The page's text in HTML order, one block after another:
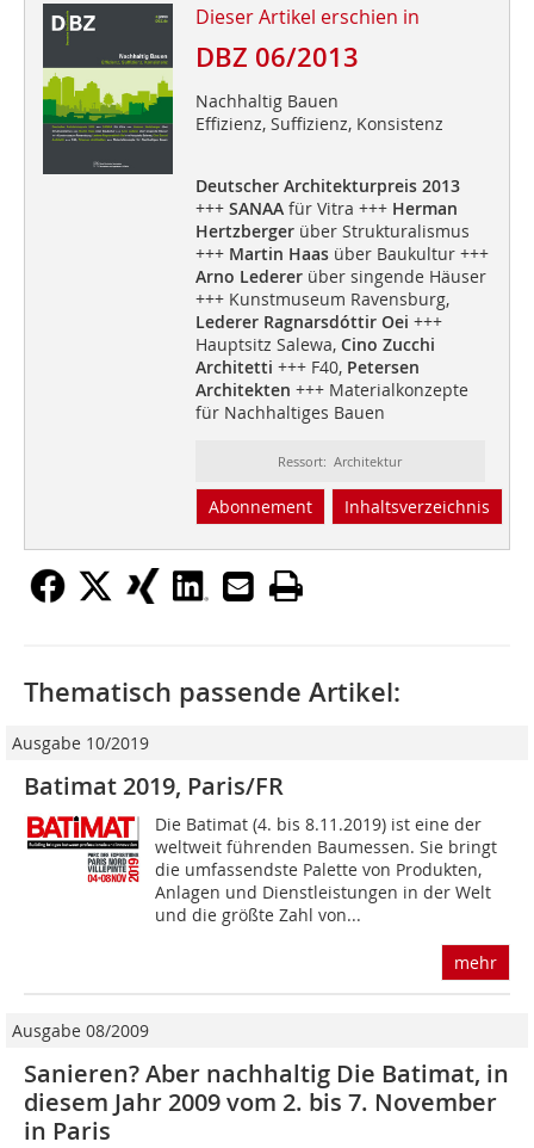
Dieser Artikel erschien in
DBZ 06/2013
Nachhaltig Bauen
Effizienz, Suffizienz, Konsistenz
Deutscher Architekturpreis 2013
+++ SANAAfür Vitra +++ Herman
Hertzbergerüber Strukturalismus
+++ Martin Haasüber Baukultur +++
Arno Ledererüber singende Häuser
+++ Kunstmuseum Ravensburg,
Lederer Ragnarsdóttir Oei +++
Hauptsitz Salewa, Cino Zucchi
Architetti +++ F40, Petersen
Architekten +++ Materialkonzepte
für Nachhaltiges Bauen
Ressort: Architektur
Abonnement Inhaltsverzeichnis
Thematisch passende Artikel:
Ausgabe 10/2019
Batimat 2019, Paris/FR
Die Batimat (4. bis 8.11.2019) ist eine der
weltweit führenden Baumessen. Sie bringt
die umfassendste Palette von Produkten,
Anlagen und Dienstleistungen in der Welt
und die größte Zahl von...
mehr
Ausgabe 08/2009
Sanieren? Aber nachhaltig Die Batimat, in
diesem Jahr 2009 vom 2. bis 7. November
in Paris